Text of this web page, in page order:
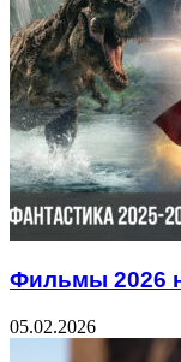
Фильмы 2026
05.02.2026